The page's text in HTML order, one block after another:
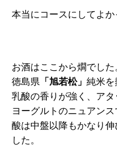
本当にコースにしてよ
お酒はここから燗でした
徳島県 「旭若松」 純米を
乳酸の香りが強く、ア
ヨーグルトのニュアンス
酸は中盤以降もかなり
した。